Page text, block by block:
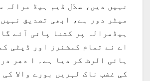
میٹر دور ہے، ابھی تصدیق نہیں
ہیڈمرالہ پر کتنا پانی آئے
اے نے تمام کمشنرز اور ڈپٹی
ہائی الرٹ کر دیا ہے۔ ا دھر
کی غضب ناک لہریں بورے والا